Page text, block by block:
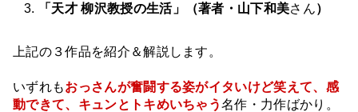
「天才 柳沢教授の生活」（著者・山下和美さん）
上記の３作品を紹介＆解説します。
いずれもおっさんが奮闘する姿がイタいけど笑えて、感
動できて、キュンとトキめいちゃう名作・力作ばかり。